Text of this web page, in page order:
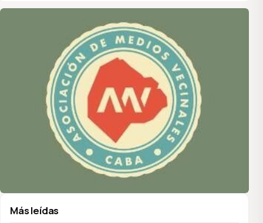
Asociación de Medios Vecinales
Más leídas